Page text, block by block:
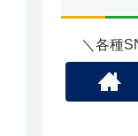
＼各種